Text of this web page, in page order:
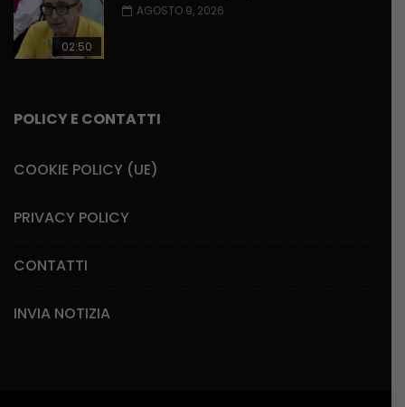
02:50
AGOSTO 9, 2026
POLICY E CONTATTI
COOKIE POLICY (UE)
PRIVACY POLICY
CONTATTI
INVIA NOTIZIA